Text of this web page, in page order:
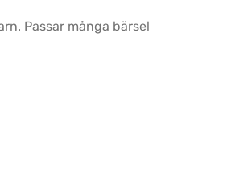
Passar många bärsel